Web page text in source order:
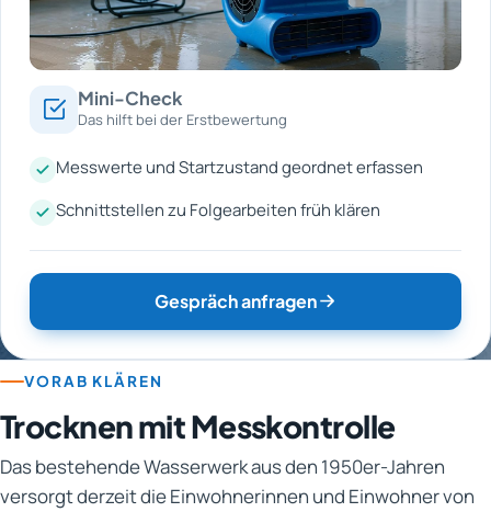
Mini-Check
Das hilft bei der Erstbewertung
Messwerte und Startzustand geordnet erfassen
Schnittstellen zu Folgearbeiten früh klären
Gespräch anfragen
VORAB KLÄREN
Trocknen mit Messkontrolle
Das bestehende Wasserwerk aus den 1950er-Jahren
versorgt derzeit die Einwohnerinnen und Einwohner von